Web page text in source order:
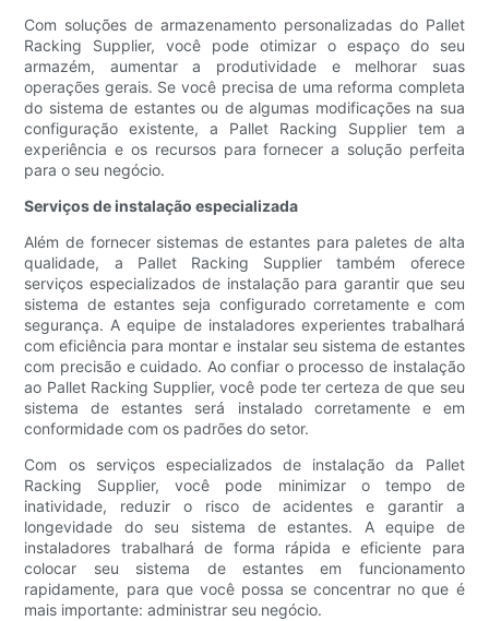
Com soluções de armazenamento personalizadas do Pallet
Racking Supplier, você pode otimizar o espaço do seu
armazém, aumentar a produtividade e melhorar suas
operações gerais. Se você precisa de uma reforma completa
do sistema de estantes ou de algumas modificações na sua
configuração existente, a Pallet Racking Supplier tem a
experiência e os recursos para fornecer a solução perfeita
para o seu negócio.
Serviços de instalação especializada
Além de fornecer sistemas de estantes para paletes de alta
qualidade, a Pallet Racking Supplier também oferece
serviços especializados de instalação para garantir que seu
sistema de estantes seja configurado corretamente e com
segurança. A equipe de instaladores experientes trabalhará
com eficiência para montar e instalar seu sistema de estantes
com precisão e cuidado. Ao confiar o processo de instalação
ao Pallet Racking Supplier, você pode ter certeza de que seu
sistema de estantes será instalado corretamente e em
conformidade com os padrões do setor.
Com os serviços especializados de instalação da Pallet
Racking Supplier, você pode minimizar o tempo de
inatividade, reduzir o risco de acidentes e garantir a
longevidade do seu sistema de estantes. A equipe de
instaladores trabalhará de forma rápida e eficiente para
colocar seu sistema de estantes em funcionamento
rapidamente, para que você possa se concentrar no que é
mais importante: administrar seu negócio.